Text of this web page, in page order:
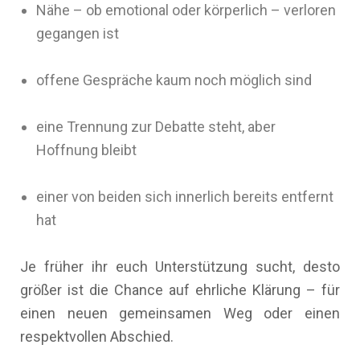
Nähe – ob emotional oder körperlich – verloren
gegangen ist
offene Gespräche kaum noch möglich sind
eine Trennung zur Debatte steht, aber
Hoffnung bleibt
einer von beiden sich innerlich bereits entfernt
hat
Je früher ihr euch Unterstützung sucht, desto
größer ist die Chance auf ehrliche Klärung – für
einen neuen gemeinsamen Weg oder einen
respektvollen Abschied.